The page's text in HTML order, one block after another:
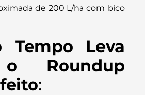
de 200 L/ha com bico
Tempo Leva
Roundup
: